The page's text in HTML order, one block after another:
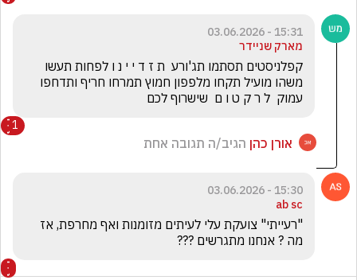
15:31 - 03.06.2026
מארק שניידר
עמוק  ל ר ק ט ו ם  שישרוף לכם
1
אורן כהן הגיב/ה תגובה אחת
15:30 - 03.06.2026
ab sc
מה ? אנחנו מתגרשים ???